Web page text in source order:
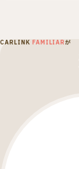
CARLINK FAMILIARが